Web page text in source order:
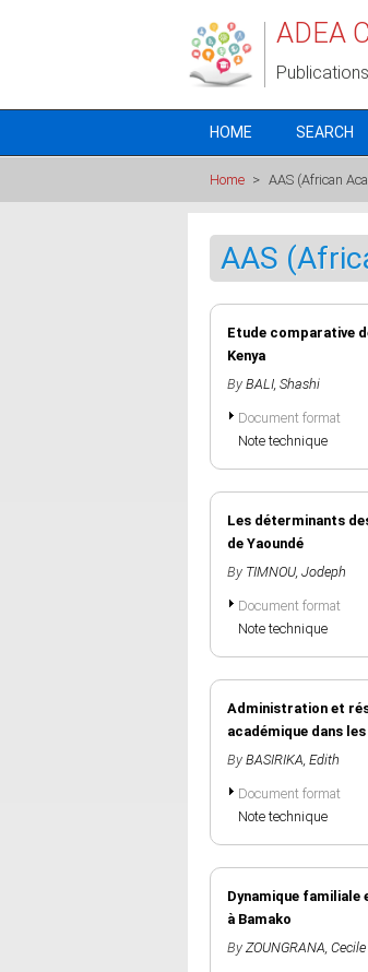
ADEA
HOME SEARCH
Home > AAS (African
AAS
Etude comparative
Kenya
By BALI, Shashi
Document format
Note technique
Les déterminants
de Yaoundé
By TIMNOU, Jodeph
Document format
Note technique
Administration et
académique dans
By BASIRIKA, Edith
Document format
Note technique
Dynamique familiale
à Bamako
By ZOUNGRANA, Cecile